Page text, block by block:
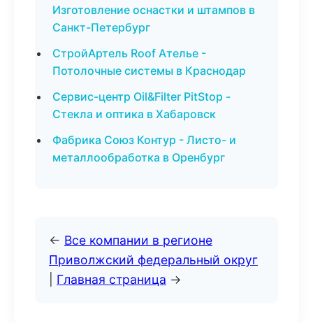
Изготовление оснастки и штампов в
Санкт-Петербург
СтройАртель Roof Ателье -
Потолочные системы в Краснодар
Сервис-центр Oil&Filter PitStop -
Стекла и оптика в Хабаровск
Фабрика Союз Контур - Листо- и
металлообработка в Оренбург
← Все компании в регионе
Приволжский федеральный округ
Главная страница →